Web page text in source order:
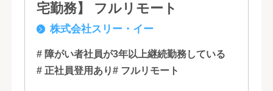
宅勤務】 フルリモート
株式会社スリー・イー
# 障がい者社員が3年以上継続勤務している
# 正社員登用あり# フルリモート